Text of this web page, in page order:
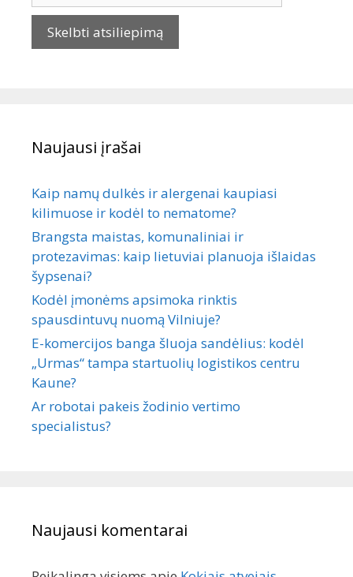
Naujausi įrašai
Kaip namų dulkės ir alergenai kaupiasi
kilimuose ir kodėl to nematome?
Brangsta maistas, komunaliniai ir
protezavimas: kaip lietuviai planuoja išlaidas
šypsenai?
Kodėl įmonėms apsimoka rinktis
spausdintuvų nuomą Vilniuje?
E-komercijos banga šluoja sandėlius: kodėl
„Urmas“ tampa startuolių logistikos centru
Kaune?
Ar robotai pakeis žodinio vertimo
specialistus?
Naujausi komentarai